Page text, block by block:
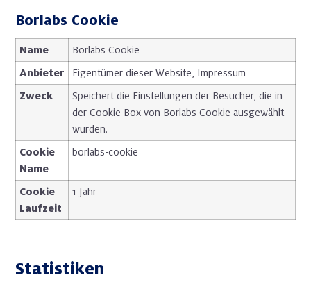
Borlabs Cookie
Name Borlabs Cookie
Anbieter Eigentümer dieser Website Impressum
Zweck
Speichert die Einstellungen der Besucher, die in
der Cookie Box von Borlabs Cookie ausgewählt
wurden.
Cookie
Name
borlabs-cookie
Cookie
Laufzeit
1 Jahr
Statistiken